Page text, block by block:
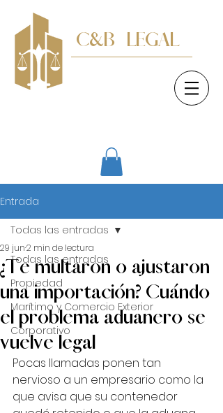
C&B LEGAL
Entrada
Todas las entradas
Propiedad
Marítimo y Comercio Exterior
Corporativo
Todas las entradas
¿Te multaron o ajustaron
una importación? Cuándo
el problema aduanero se
vuelve legal
29 jun2 min de lectura
Pocas llamadas ponen tan
nervioso a un empresario como la
que avisa que su contenedor